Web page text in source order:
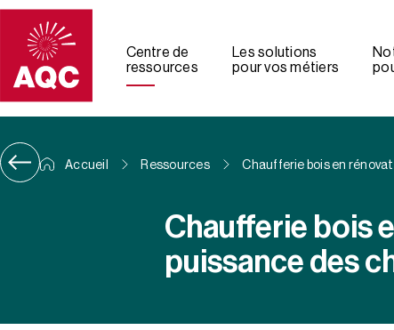
Panneau de gestion des cookies
Centre de
ressources
Les solutions
pour vos métiers
Accueil Ressources Chaufferie bois en
Chaufferie bois
puissance des